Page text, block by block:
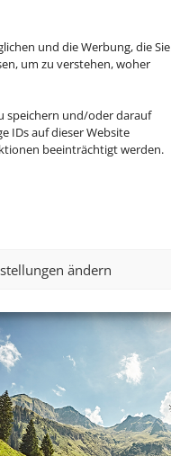
und die Werbung, die Sie
um zu verstehen, woher
speichern und/oder darauf
IDs auf dieser Website
beeinträchtigt werden.
ändern